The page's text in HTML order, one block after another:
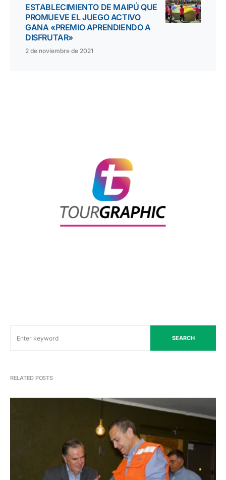
ESTABLECIMIENTO DE MAIPÚ QUE
PROMUEVE EL JUEGO ACTIVO
GANA «PREMIO APRENDIENDO A
DISFRUTAR»
2 de noviembre de 2021
SEARCH
RELATED POSTS